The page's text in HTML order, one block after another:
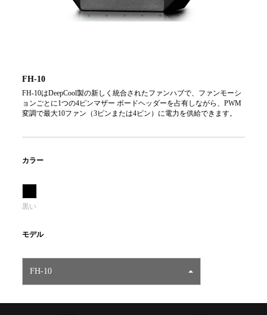
FH-10
FH-10はDeepCool製の新しく統合されたファンハブで、ファンモーシ
ョンごとに1つの4ピンマザー ボードヘッダーを占有しながら、PWM
変調で最大10ファン（3ピンまたは4ピン）に電力を供給できます。
カラー
黒い
モデル
FH-10